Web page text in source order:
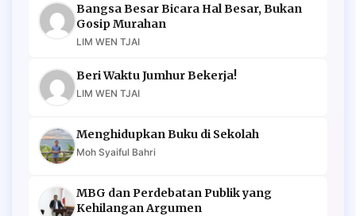
Bangsa Besar Bicara Hal Besar, Bukan
Gosip Murahan
LIM WEN TJAI
Beri Waktu Jumhur Bekerja!
LIM WEN TJAI
Menghidupkan Buku di Sekolah
Moh Syaiful Bahri
MBG dan Perdebatan Publik yang
Kehilangan Argumen